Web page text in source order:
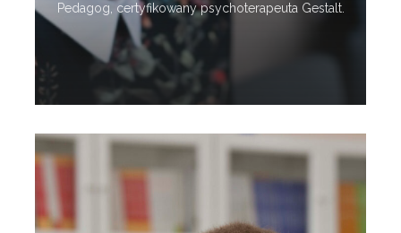
Pedagog, certyfikowany psychoterapeuta Gestalt.